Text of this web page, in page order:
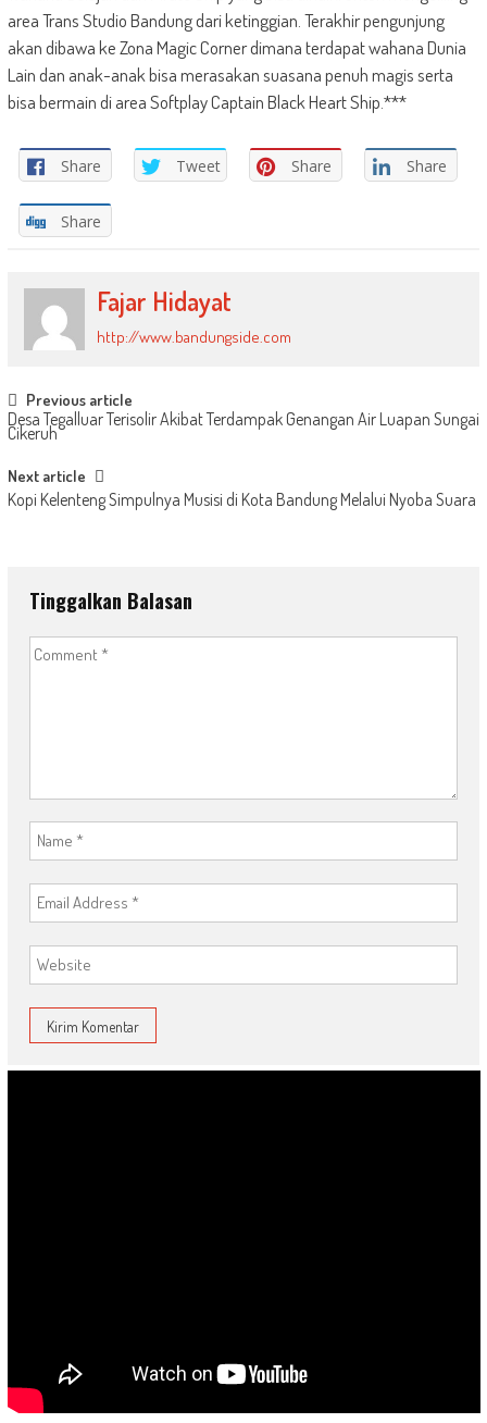
area Trans Studio Bandung dari ketinggian. Terakhir pengunjung
akan dibawa ke Zona Magic Corner dimana terdapat wahana Dunia
Lain dan anak-anak bisa merasakan suasana penuh magis serta
bisa bermain di area Softplay Captain Black Heart Ship.***
Share Tweet Share Share
Share
Fajar Hidayat
http://www.bandungside.com
Post
navigation
Previous article
Desa Tegalluar Terisolir Akibat Terdampak Genangan Air Luapan Sungai
Cikeruh
Next article
Kopi Kelenteng Simpulnya Musisi di Kota Bandung Melalui Nyoba Suara
Tinggalkan Balasan